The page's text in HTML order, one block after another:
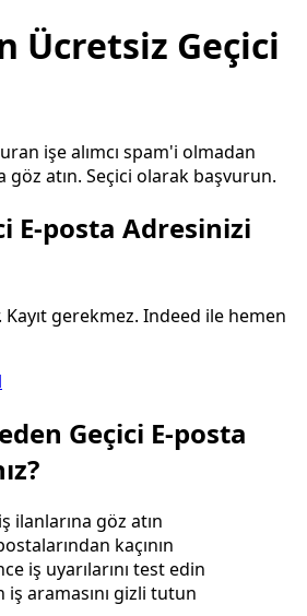
Ücretsiz Geçici
işe alımcı spam'i olmadan
göz atın. Seçici olarak başvurun.
E-posta Adresinizi
Kayıt gerekmez. Indeed ile hemen
Geçici E-posta
ilanlarına göz atın
kaçının
iş uyarılarını test edin
aramasını gizli tutun